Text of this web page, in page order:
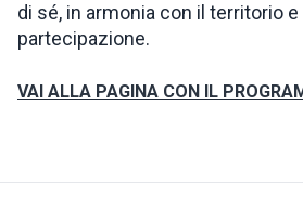
di sé, in armonia con il territorio e
partecipazione.
VAI ALLA PAGINA CON IL